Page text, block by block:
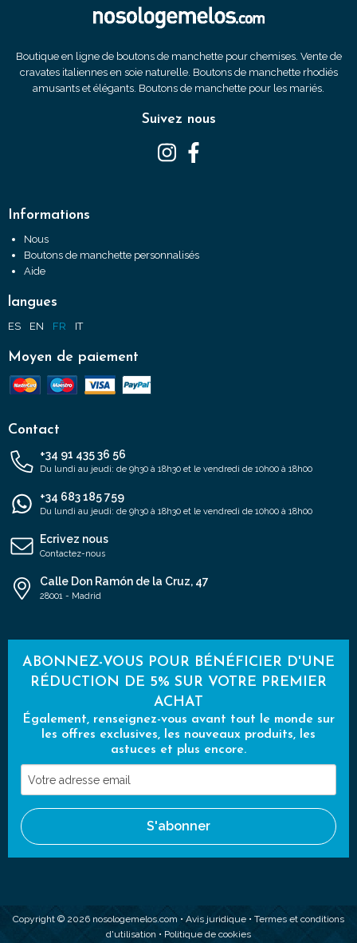
Boutique en ligne de boutons de manchette pour chemises. Vente de
cravates italiennes en soie naturelle. Boutons de manchette rhodiés
amusants et élégants. Boutons de manchette pour les mariés.
Suivez nous
Informations
Nous
Boutons de manchette personnalisés
Aide
langues
ES EN FR IT
Moyen de paiement
Contact
+34 91 435 36 56
Du lundi au jeudi: de 9h30 à 18h30 et le vendredi de 10h00 à 18h00
+34 683 185 759
Du lundi au jeudi: de 9h30 à 18h30 et le vendredi de 10h00 à 18h00
Ecrivez nous
Contactez-nous
Calle Don Ramón de la Cruz, 47
28001 - Madrid
ABONNEZ-VOUS POUR BÉNÉFICIER D'UNE
RÉDUCTION DE 5% SUR VOTRE PREMIER
ACHAT
Également, renseignez-vous avant tout le monde sur
les offres exclusives, les nouveaux produits, les
astuces et plus encore.
Votre
adresse
email
S'abonner
Copyright © 2026 nosologemelos.com • Avis juridique • Termes et conditions
d'utilisation • Politique de cookies